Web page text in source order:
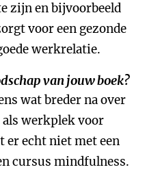
zijn en bijvoorbeeld
voor een gezonde
werkrelatie.
van jouw boek?
wat breder na over
als werkplek voor
er echt niet met een
cursus mindfulness.